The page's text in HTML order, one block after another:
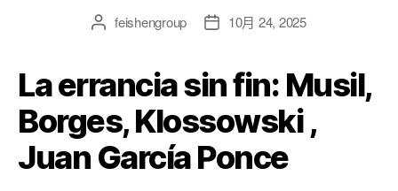
feishengroup 10月 24, 2025
La errancia sin fin: Musil,
Borges, Klossowski ,
Juan García Ponce